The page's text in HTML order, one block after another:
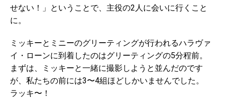
せない！」ということで、主役の2人に会いに行くこと
に。
ミッキーとミニーのグリーティングが行われるハラヴァ
イ・ローンに到着したのはグリーティングの5分程前。
まずは、ミッキーと一緒に撮影しようと並んだのです
が、私たちの前には3〜4組ほどしかいませんでした。
ラッキ〜！